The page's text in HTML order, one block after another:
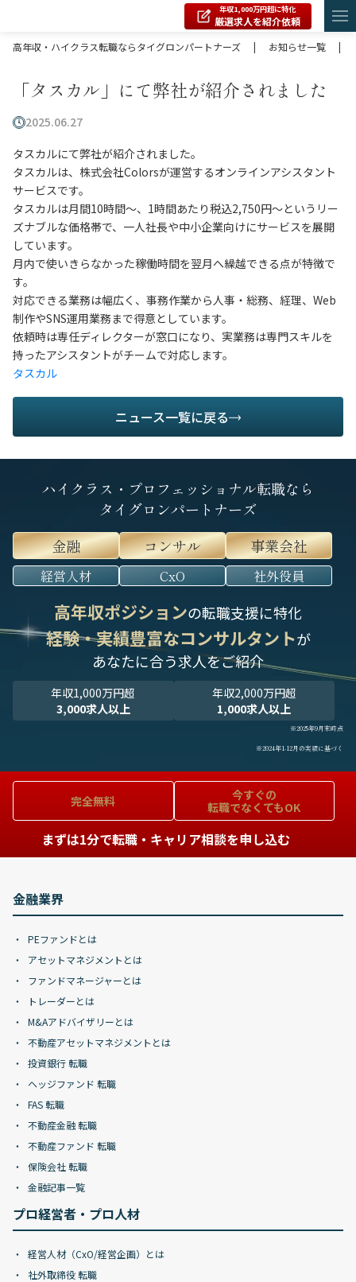
年収1,000万円超に特化
厳選求人を紹介依頼
高年収・ハイクラス転職ならタイグロンパートナーズ
| お知らせ一覧 |
「タスカル」にて弊社が紹介されました
2025.06.27
タスカルにて弊社が紹介されました。
タスカルは、株式会社Colorsが運営するオンラインアシスタント
サービスです。
タスカルは月間10時間～、1時間あたり税込2,750円〜というリー
ズナブルな価格帯で、一人社長や中小企業向けにサービスを展開
しています。
月内で使いきらなかった稼働時間を翌月へ繰越できる点が特徴で
す。
対応できる業務は幅広く、事務作業から人事・総務、経理、Web
制作やSNS運用業務まで得意としています。
依頼時は専任ディレクターが窓口になり、実業務は専門スキルを
持ったアシスタントがチームで対応します。
タスカル
ニュース一覧に戻る
ハイクラス・プロフェッショナル転職なら
タイグロンパートナーズ
金融
コンサル 事業会社
経営人材 CxO 社外役員
高年収ポジションの転職支援に特化
経験・実績豊富なコンサルタントが
あなたに合う求人をご紹介
年収1,000万円超
3,000求人以上
年収2,000万円超
1,000求人以上
※2025年9月末時点
※2024年1-12月の実績に基づく
完全無料
今すぐの
転職でなくてもOK
まずは1分で転職・キャリア相談を申し込む
金融業界
PEファンドとは
アセットマネジメントとは
ファンドマネージャーとは
トレーダーとは
M&Aアドバイザリーとは
不動産アセットマネジメントとは
投資銀行 転職
ヘッジファンド 転職
FAS 転職
不動産金融 転職
不動産ファンド 転職
保険会社 転職
金融記事一覧
プロ経営者・プロ人材
経営人材（CxO/経営企画）とは
社外取締役 転職